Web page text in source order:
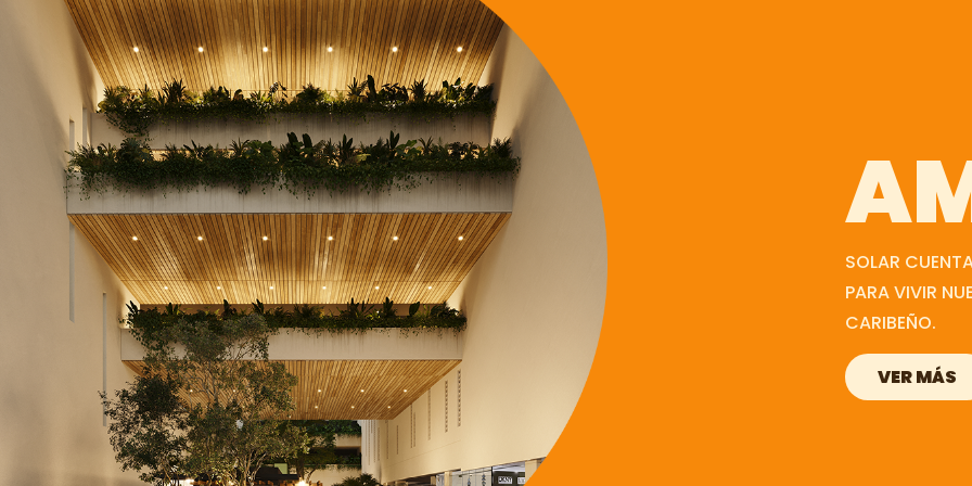
SOLAR
PARA VIVIR
CARIBEÑO.
VER MÁS